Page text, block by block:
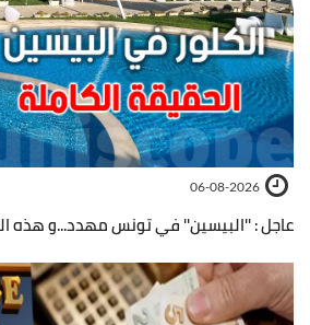
06-08-2026
عاجل : ''البيسين'' في تونس مهدد...و هذه